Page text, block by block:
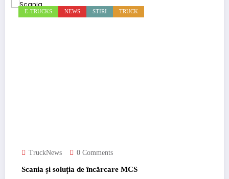
E-TRUCKS NEWS STIRI TRUCK
TruckNews 0 Comments
Scania și soluția de încărcare MCS